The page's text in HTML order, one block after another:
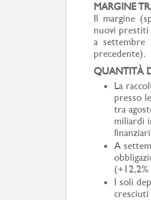
MARGINE
Il margine
nuovi prestiti
a
precedente).
QUANTITÀ
La
presso
tra
miliardi
A
I soli
cresciuti